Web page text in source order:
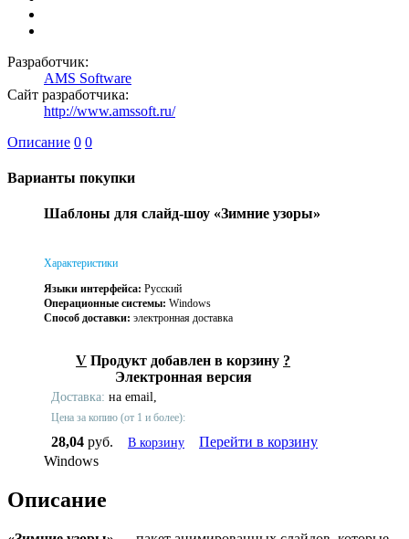
Разработчик:
AMS Software
Сайт разработчика:
http://www.amssoft.ru/
Описание 0 0
Варианты покупки
Шаблоны для слайд-шоу «Зимние узоры»
Характеристики
Языки интерфейса: Русский
Операционные системы: Windows
Способ доставки: электронная доставка
V Продукт добавлен в корзину ?
Электронная версия
Доставка: на email,
Цена за копию (от 1 и более):
28,04 руб. В корзину
Перейти в корзину
Windows
Описание